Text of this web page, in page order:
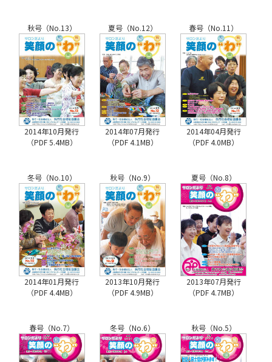
秋号（No.13）
2014年10月発行
（PDF 5.4MB）
夏号（No.12）
2014年07月発行
（PDF 4.1MB）
春号（No.11）
2014年04月発行
（PDF 4.0MB）
冬号（No.10）
2014年01月発行
（PDF 4.4MB）
秋号（No.9）
2013年10月発行
（PDF 4.9MB）
夏号（No.8）
2013年07月発行
（PDF 4.7MB）
春号（No.7） 冬号（No.6） 秋号（No.5）